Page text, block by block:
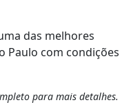
das melhores
Paulo com condições
para mais detalhes.